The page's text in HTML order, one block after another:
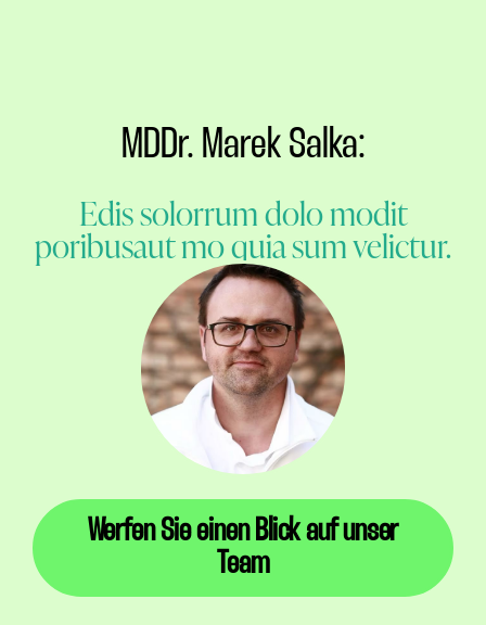
MDDr. Marek Salka:
Edis solorrum dolo modit
poribusaut mo quia sum velictur.
Werfen Sie einen Blick auf unser
Team